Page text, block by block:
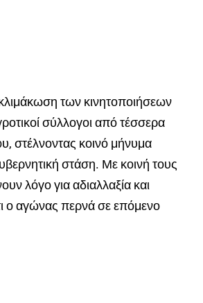
των κινητοποιήσεων
σύλλογοι από τέσσερα
στέλνοντας κοινό μήνυμα
στάση. Με κοινή τους
λόγο για αδιαλλαξία και
ο αγώνας περνά σε επόμενο